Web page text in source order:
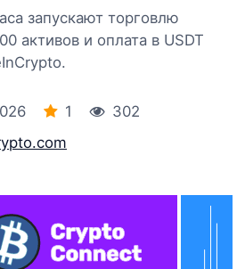
запускают торговлю
активов и оплата в USDT
1
302